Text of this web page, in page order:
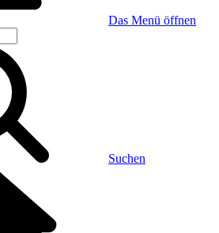
Das Menü öffnen
Suchen